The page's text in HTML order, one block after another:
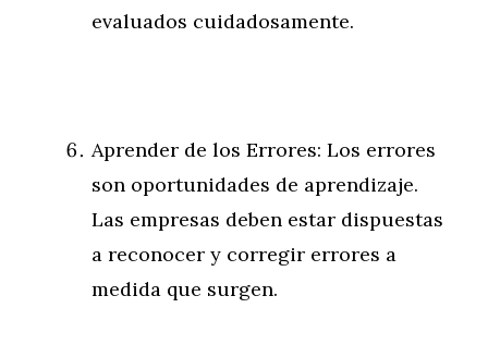
evaluados cuidadosamente.
Aprender de los Errores: Los errores
son oportunidades de aprendizaje.
Las empresas deben estar dispuestas
a reconocer y corregir errores a
medida que surgen.